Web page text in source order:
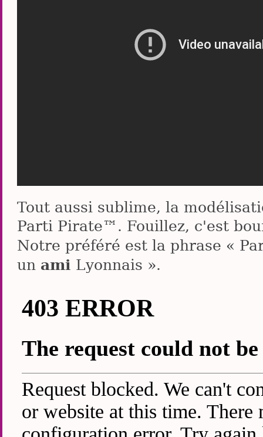
Tout aussi sublime, la
Parti Pirate™. Fouillez, c'est
Notre préféré est la phrase «
un ami Lyonnais ».